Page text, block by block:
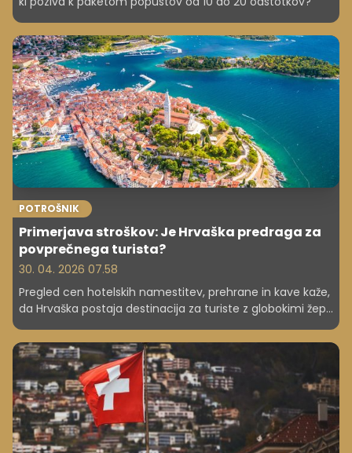
POTROŠNIK
Primerjava stroškov: Je Hrvaška predraga za
povprečnega turista?
30. 04. 2026 07.58
Pregled cen hotelskih namestitev, prehrane in kave kaže,
da Hrvaška postaja destinacija za turiste z globokimi žepi,
medtem ko njeni sosedi ponujata cenejšo alternativo.